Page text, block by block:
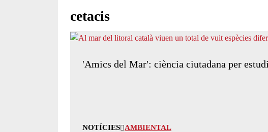
cetacis
'Amics del Mar': ciència ciutadana per
NOTÍCIES AMBIENTAL